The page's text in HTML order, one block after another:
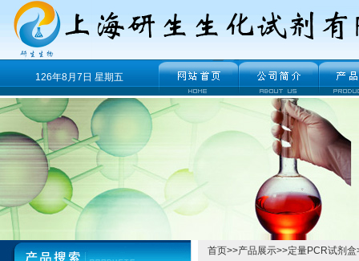
126年8月7日 星期五
首页>>产品展示>>定量PCR试剂盒